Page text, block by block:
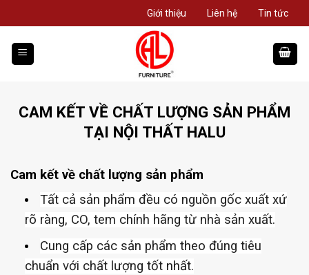
Giới thiệu Liên hệ Tin tức
CAM KẾT VỀ CHẤT LƯỢNG SẢN PHẨM
TẠI NỘI THẤT HALU
Cam kết về chất lượng sản phẩm
Tất cả sản phẩm đều có nguồn gốc xuất xứ
rõ ràng, CO, tem chính hãng từ nhà sản xuất.
Cung cấp các sản phẩm theo đúng tiêu
chuẩn với chất lượng tốt nhất.